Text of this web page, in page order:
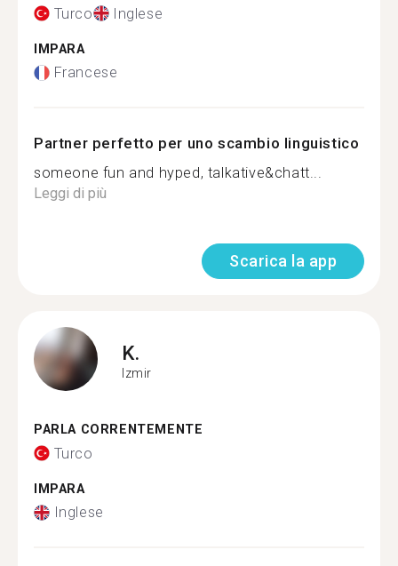
Turco Inglese
IMPARA
Francese
Partner perfetto per uno scambio linguistico
someone fun and hyped, talkative&chatt...
Leggi di più
Scarica la app
K.
Izmir
PARLA CORRENTEMENTE
Turco
IMPARA
Inglese